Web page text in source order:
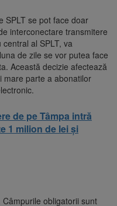
SPLT se pot face doar
interconectare transmitere
al SPLT, va
de zile se vor putea face
Această decizie afectează
mare parte a abonatilor
de pe Tâmpa intră
1 milion de lei și
Câmpurile obligatorii sunt